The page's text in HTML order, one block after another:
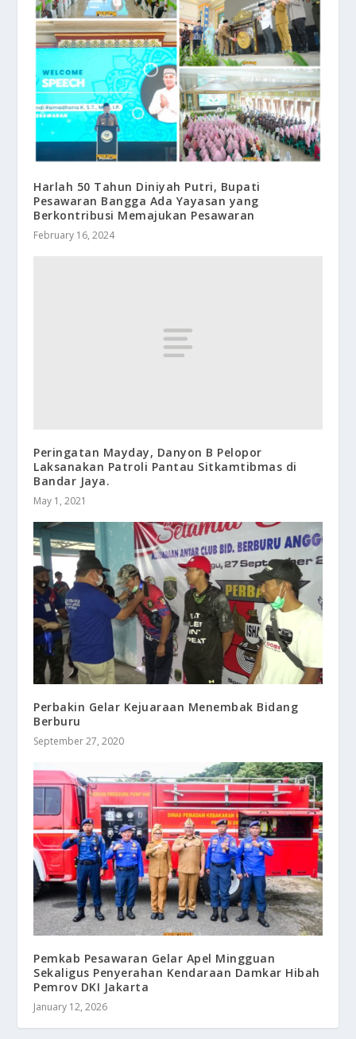
Harlah 50 Tahun Diniyah Putri, Bupati
Pesawaran Bangga Ada Yayasan yang
Berkontribusi Memajukan Pesawaran
February 16, 2024
Peringatan Mayday, Danyon B Pelopor
Laksanakan Patroli Pantau Sitkamtibmas di
Bandar Jaya.
May 1, 2021
Perbakin Gelar Kejuaraan Menembak Bidang
Berburu
September 27, 2020
Pemkab Pesawaran Gelar Apel Mingguan
Sekaligus Penyerahan Kendaraan Damkar Hibah
Pemrov DKI Jakarta
January 12, 2026